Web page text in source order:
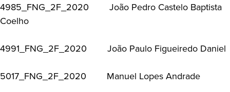
4985_FNG_2F_2020 João Pedro Castelo Baptista
Coelho
4991_FNG_2F_2020 João Paulo Figueiredo Daniel
5017_FNG_2F_2020 Manuel Lopes Andrade